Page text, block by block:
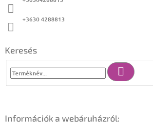
+3630 4288813
Keresés
Keresés
Információk a webáruházról: